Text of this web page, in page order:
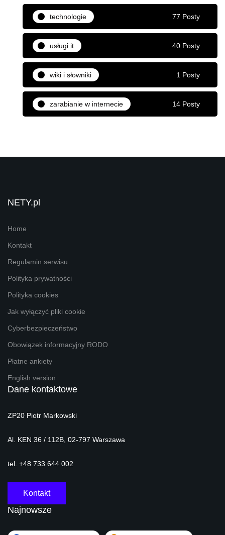
technologie 77 Posty
usługi it 40 Posty
wiki i słowniki 1 Posty
zarabianie w internecie 14 Posty
NETY.pl
Home
Kontakt
Regulamin serwisu
Polityka prywatności
Polityka cookies
Jak wyłączyć pliki cookie
Cyberbezpieczeństwo
Obowiązek informacyjny RODO
Płatne ankiety
English version
Dane kontaktowe
ZP20 Piotr Markowski
Al. KEN 36 / 112B, 02-797 Warszawa
tel. +48 733 644 002
Kontakt
Najnowsze